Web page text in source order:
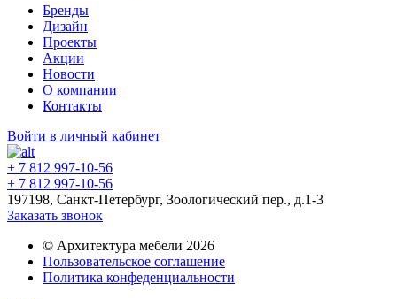
Бренды
Дизайн
Проекты
Акции
Новости
О компании
Контакты
Войти в личный кабинет
+ 7 812 997-10-56
+ 7 812 997-10-56
197198, Санкт-Петербург, Зоологический пер., д.1-3
Заказать звонок
© Архитектура мебели 2026
Пользовательское соглашение
Политика конфеденциальности